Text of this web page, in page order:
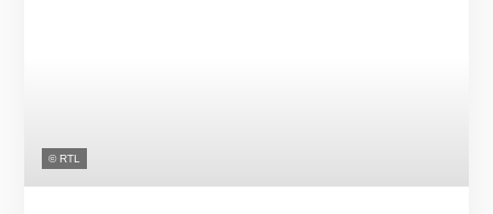
© RTL